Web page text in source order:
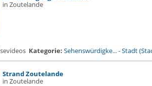
in Zoutelande
Kategorie: Sehenswürdigke...-Stadt
Strand Zoutelande
in Zoutelande